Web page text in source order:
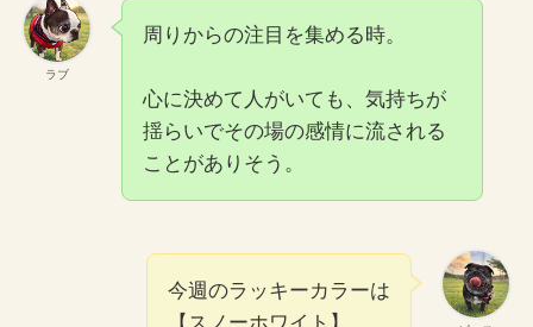
ラブ
周りからの注目を集める時。
心に決めて人がいても、気持ちが
揺らいでその場の感情に流される
ことがありそう。
今週のラッキーカラーは